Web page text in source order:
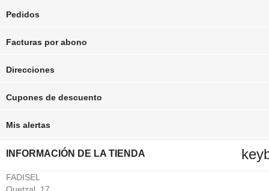
Pedidos
Facturas por abono
Direcciones
Cupones de descuento
Mis alertas
INFORMACIÓN DE LA TIENDA
FADISEL